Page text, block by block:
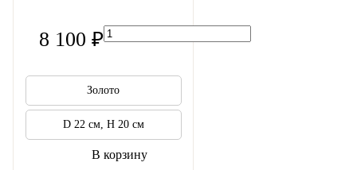
8 100 ₽
Золото
D 22 см, H 20 см
В корзину